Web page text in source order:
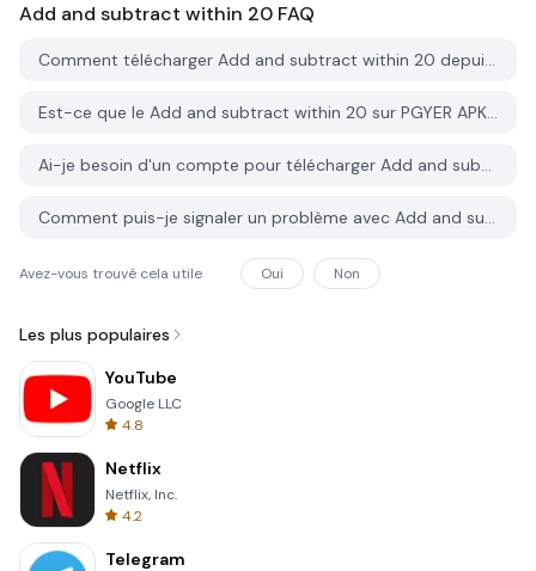
Add and subtract within 20 FAQ
Comment télécharger Add and subtract within 20 depuis PGYER APK HUB?
Est-ce que le Add and subtract within 20 sur PGYER APK HUB est gratuit?
Ai-je besoin d'un compte pour télécharger Add and subtract within 20 depuis PGYER APK HUB?
Comment puis-je signaler un problème avec Add and subtract within 20 sur PGYER APK HUB?
Avez-vous trouvé cela utile Oui Non
Les plus populaires
YouTube
Google LLC
4.8
Netflix
Netflix, Inc.
4.2
Telegram